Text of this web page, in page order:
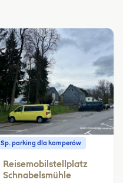
Sp. parking dla kamperów
Reisemobilstellplatz
Schnabelsmühle